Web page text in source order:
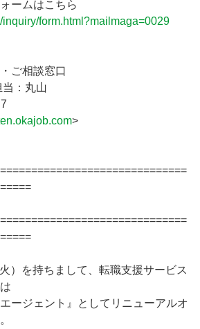
ームはこちら
inquiry/form.html?mailmaga=0029
ご相談窓口
：丸山
>
）を持ちまして、転職支援サービス
ージェント』としてリニューアルオ